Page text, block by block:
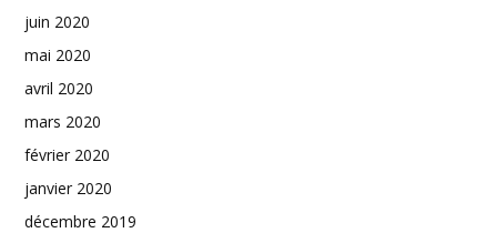
juin 2020
mai 2020
avril 2020
mars 2020
février 2020
janvier 2020
décembre 2019